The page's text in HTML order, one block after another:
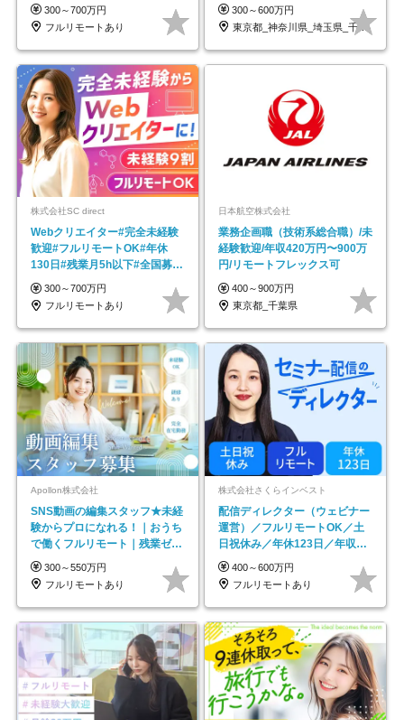
300～700万円
フルリモートあり
300～600万円
東京都_神奈川県_埼玉県_千葉県_大阪府…
株式会社SC direct
Webクリエイター#完全未経験
歓迎#フルリモートOK#年休
130日#残業月5h以下#全国募集
#最大1年の研修
300～700万円
フルリモートあり
日本航空株式会社
業務企画職（技術系総合職）/未
経験歓迎/年収420万円〜900万
円/リモートフレックス可
400～900万円
東京都_千葉県
Apollon株式会社
SNS動画の編集スタッフ★未経
験からプロになれる！｜おうち
で働くフルリモート｜残業ゼロ
で18時退勤◎
300～550万円
フルリモートあり
株式会社さくらインベスト
配信ディレクター（ウェビナー
運営）／フルリモートOK／土
日祝休み／年休123日／年収
600万円可
400～600万円
フルリモートあり